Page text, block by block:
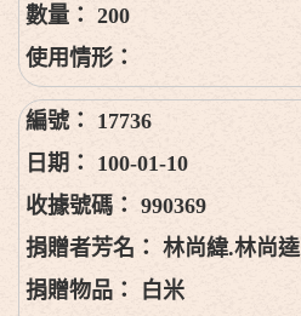
200
17736
100-01-10
990369
林尚緯.林尚逵
白米